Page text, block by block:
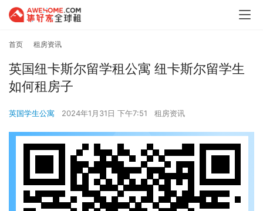
首页 租房资讯
英国纽卡斯尔留学租公寓 纽卡斯尔留学生
如何租房子
英国学生公寓 2024年1月31日 下午7:51 租房资讯